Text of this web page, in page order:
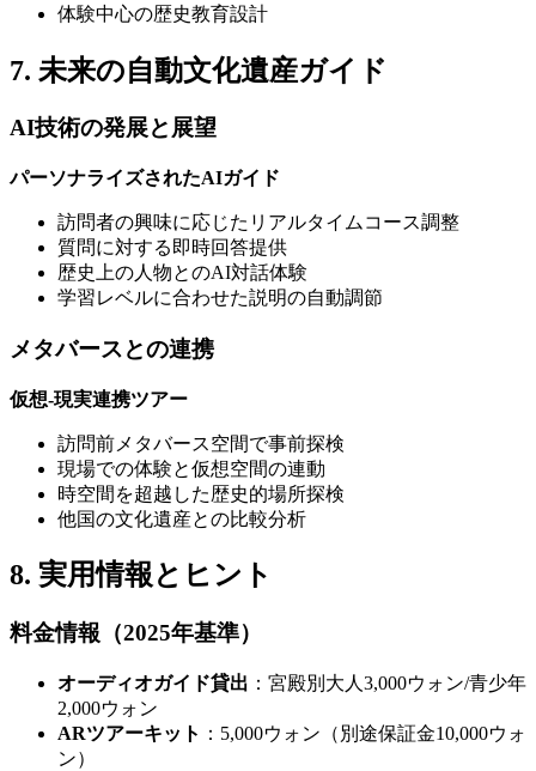
体験中心の歴史教育設計
7. 未来の自動文化遺産ガイド
AI技術の発展と展望
パーソナライズされたAIガイド
訪問者の興味に応じたリアルタイムコース調整
質問に対する即時回答提供
歴史上の人物とのAI対話体験
学習レベルに合わせた説明の自動調節
メタバースとの連携
仮想-現実連携ツアー
訪問前メタバース空間で事前探検
現場での体験と仮想空間の連動
時空間を超越した歴史的場所探検
他国の文化遺産との比較分析
8. 実用情報とヒント
料金情報（2025年基準）
オーディオガイド貸出 ：宮殿別大人3,000ウォン/青少年
2,000ウォン
ARツアーキット ：5,000ウォン（別途保証金10,000ウォ
ン）